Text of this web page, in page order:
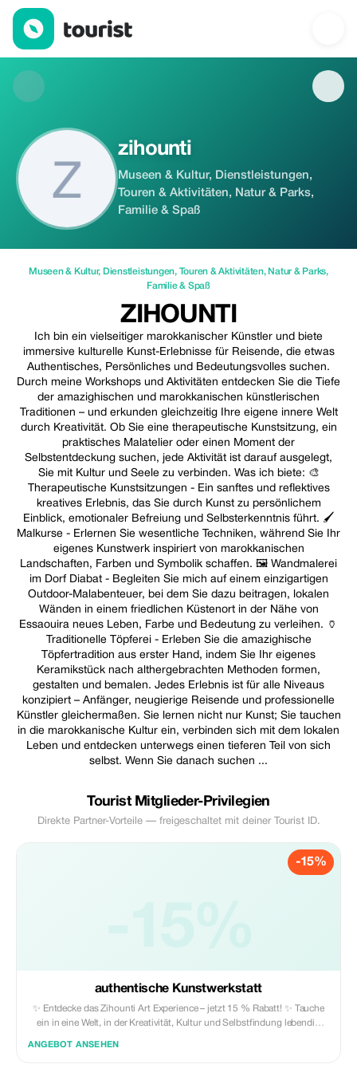
zihounti — Museen & Kultur | Up to 15% off | Tourist
zihounti
Museen & Kultur, Dienstleistungen,
Touren & Aktivitäten, Natur & Parks,
Familie & Spaß
Museen & Kultur, Dienstleistungen, Touren & Aktivitäten, Natur & Parks,
Familie & Spaß
ZIHOUNTI
Ich bin ein vielseitiger marokkanischer Künstler und biete
immersive kulturelle Kunst-Erlebnisse für Reisende, die etwas
Authentisches, Persönliches und Bedeutungsvolles suchen.
Durch meine Workshops und Aktivitäten entdecken Sie die Tiefe
der amazighischen und marokkanischen künstlerischen
Traditionen – und erkunden gleichzeitig Ihre eigene innere Welt
durch Kreativität. Ob Sie eine therapeutische Kunstsitzung, ein
praktisches Malatelier oder einen Moment der
Selbstentdeckung suchen, jede Aktivität ist darauf ausgelegt,
Sie mit Kultur und Seele zu verbinden. Was ich biete: 🎨
Therapeutische Kunstsitzungen - Ein sanftes und reflektives
kreatives Erlebnis, das Sie durch Kunst zu persönlichem
Einblick, emotionaler Befreiung und Selbsterkenntnis führt. 🖌️
Malkurse - Erlernen Sie wesentliche Techniken, während Sie Ihr
eigenes Kunstwerk inspiriert von marokkanischen
Landschaften, Farben und Symbolik schaffen. 🖼️ Wandmalerei
im Dorf Diabat - Begleiten Sie mich auf einem einzigartigen
Outdoor-Malabenteuer, bei dem Sie dazu beitragen, lokalen
Wänden in einem friedlichen Küstenort in der Nähe von
Essaouira neues Leben, Farbe und Bedeutung zu verleihen. 🏺
Traditionelle Töpferei - Erleben Sie die amazighische
Töpfertradition aus erster Hand, indem Sie Ihr eigenes
Keramikstück nach althergebrachten Methoden formen,
gestalten und bemalen. Jedes Erlebnis ist für alle Niveaus
konzipiert – Anfänger, neugierige Reisende und professionelle
Künstler gleichermaßen. Sie lernen nicht nur Kunst; Sie tauchen
in die marokkanische Kultur ein, verbinden sich mit dem lokalen
Leben und entdecken unterwegs einen tieferen Teil von sich
selbst. Wenn Sie danach suchen ...
Tourist Mitglieder-Privilegien
Direkte Partner-Vorteile — freigeschaltet mit deiner Tourist ID.
-15%
authentische Kunstwerkstatt
✨ Entdecke das Zihounti Art Experience – jetzt 15 % Rabatt! ✨ Tauche
ein in eine Welt, in der Kreativität, Kultur und Selbstfindung lebendig
ANGEBOT ANSEHEN